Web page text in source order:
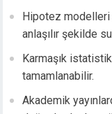
Hipotez
anlaşılır şekilde
Karmaşık
tamamlanabilir.
Akademik